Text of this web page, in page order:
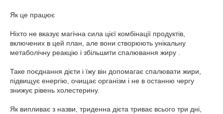
Як це працює
Ніхто не вказує магічна сила цієї комбінації продуктів,
включених в цей план, але вони створюють унікальну
метаболічну реакцію і збільшити спалювання жиру .
Таке поєднання дієти і їжу він допомагає спалювати жири,
підвищує енергію, очищає організм і не в останню чергу
знижує рівень холестерину.
Як випливає з назви, триденна дієта триває всього три дні,